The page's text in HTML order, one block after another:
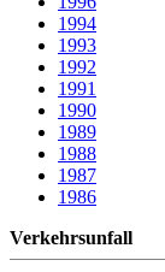
1994
1993
1992
1991
1990
1989
1988
1987
1986
Verkehrsunfall